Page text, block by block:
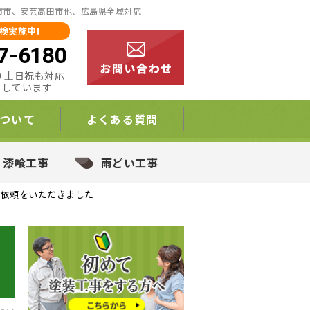
、安芸高田市他、広島県全域対応
実施中!
6180
日祝も対応
ています
いて よくある質問
喰工事 雨どい工事
頼をいただきました